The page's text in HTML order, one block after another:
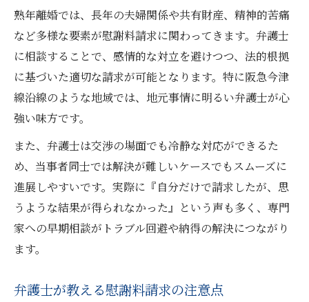
熟年離婚では、長年の夫婦関係や共有財産、精神的苦痛
など多様な要素が慰謝料請求に関わってきます。弁護士
に相談することで、感情的な対立を避けつつ、法的根拠
に基づいた適切な請求が可能となります。特に阪急今津
線沿線のような地域では、地元事情に明るい弁護士が心
強い味方です。
また、弁護士は交渉の場面でも冷静な対応ができるた
め、当事者同士では解決が難しいケースでもスムーズに
進展しやすいです。実際に『自分だけで請求したが、思
うような結果が得られなかった』という声も多く、専門
家への早期相談がトラブル回避や納得の解決につながり
ます。
弁護士が教える慰謝料請求の注意点